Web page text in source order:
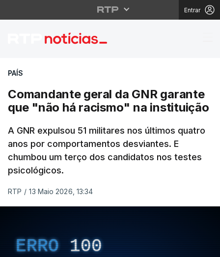
Entrar
Comandante geral da
PAÍS
Comandante geral da GNR garante
que "não há racismo" na instituição
A GNR expulsou 51 militares nos últimos quatro
anos por comportamentos desviantes. E
chumbou um terço dos candidatos nos testes
psicológicos.
RTP / 13 Maio 2026, 13:34
ERRO 100